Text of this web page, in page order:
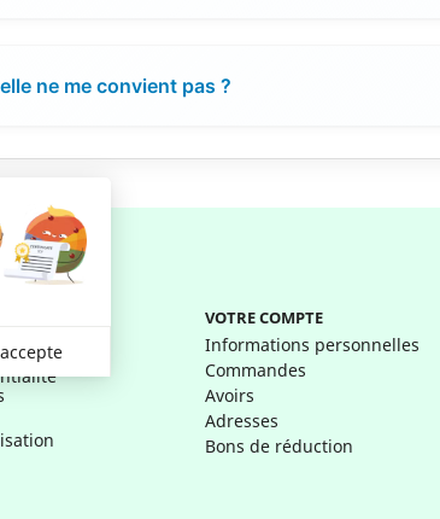
ne me convient pas ?
VOTRE COMPTE
Informations personnelles
Commandes
Avoirs
Adresses
Bons de réduction